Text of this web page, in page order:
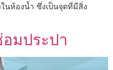
นห้องน้ำ ซึ่งเป็นจุดที่มีสิ่ง
มประปา